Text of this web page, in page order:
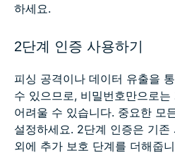
하세요.
2단계 인증 사용하기
피싱 공격이나 데이터 유출을
수 있으므로, 비밀번호만으로
어려울 수 있습니다. 중요한 모
설정하세요. 2단계 인증은 기존
외에 추가 보호 단계를 더해줍